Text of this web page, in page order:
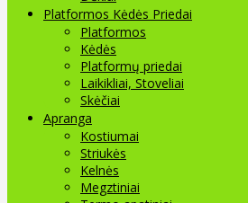
Platformos Kėdės Priedai
Platformos
Kėdės
Platformų priedai
Laikikliai, Stoveliai
Skėčiai
Apranga
Kostiumai
Striukės
Kelnės
Megztiniai